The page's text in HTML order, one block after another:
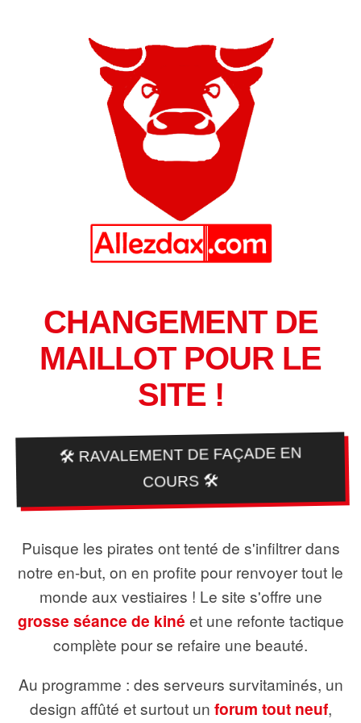
CHANGEMENT DE
MAILLOT POUR LE
SITE !
🛠️ RAVALEMENT DE FAÇADE EN
COURS 🛠️
Puisque les pirates ont tenté de s'infiltrer dans
notre en-but, on en profite pour renvoyer tout le
monde aux vestiaires ! Le site s'offre une
grosse séance de kiné et une refonte tactique
complète pour se refaire une beauté.
Au programme : des serveurs survitaminés, un
design affûté et surtout un forum tout neuf,